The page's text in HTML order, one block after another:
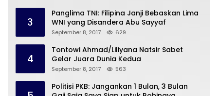
3
Panglima TNI: Filipina Janji Bebaskan Lima
WNI yang Disandera Abu Sayyaf
September 8, 2017 629
4
Tontowi Ahmad/Liliyana Natsir Sabet
Gelar Juara Dunia Kedua
September 8, 2017 563
Politisi PKB: Jangankan 1 Bulan, 3 Bulan